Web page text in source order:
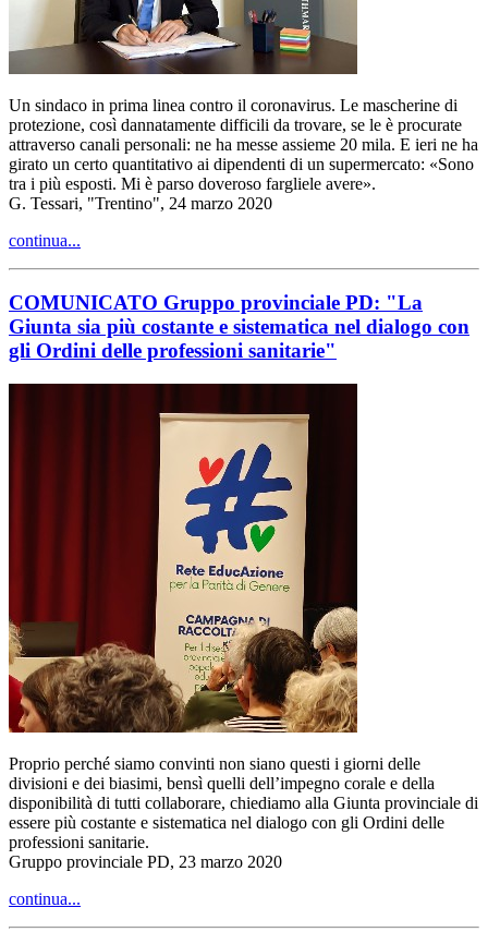
Un sindaco in prima linea contro il coronavirus. Le mascherine di
protezione, così dannatamente difficili da trovare, se le è procurate
attraverso canali personali: ne ha messe assieme 20 mila. E ieri ne ha
girato un certo quantitativo ai dipendenti di un supermercato: «Sono
tra i più esposti. Mi è parso doveroso fargliele avere».
G. Tessari, "Trentino", 24 marzo 2020
continua...
COMUNICATO Gruppo provinciale PD: "La
Giunta sia più costante e sistematica nel dialogo con
gli Ordini delle professioni sanitarie"
Proprio perché siamo convinti non siano questi i giorni delle
divisioni e dei biasimi, bensì quelli dell’impegno corale e della
disponibilità di tutti collaborare, chiediamo alla Giunta provinciale di
essere più costante e sistematica nel dialogo con gli Ordini delle
professioni sanitarie.
Gruppo provinciale PD, 23 marzo 2020
continua...